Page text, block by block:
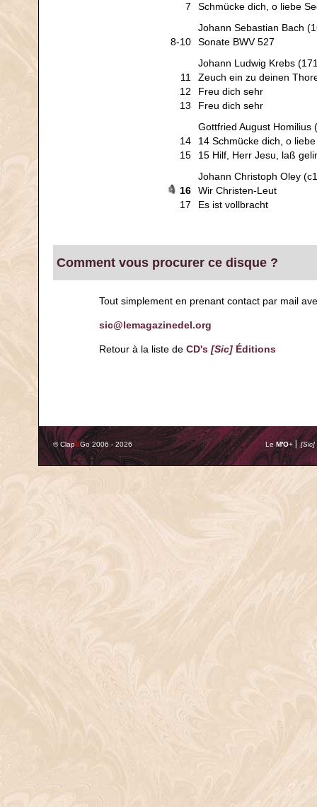
7
Schmücke dich, o liebe
8-10
Johann Sebastian Bach
Sonate BWV 527
11
12
13
Johann Ludwig Krebs
Zeuch ein zu deinen
Freu dich sehr
Freu dich sehr
14
15
Gottfried August Homilius
14 Schmücke dich, o
15 Hilf, Herr Jesu, laß
16
17
Johann Christoph Oley
Wir Christen-Leut
Es ist vollbracht
Comment vous procurer ce disque ?
Tout simplement en prenant contact par mail
sic@lemagazinedel.org
Retour à la liste de CD's [Sic] Éditions
© Clap&Go 2006 - 2026 Le M'O+ ⎢[Sic]